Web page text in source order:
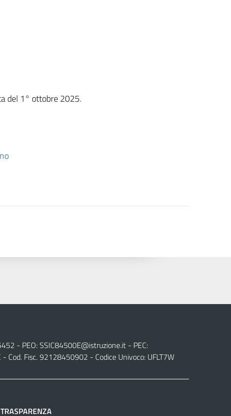
del 1° ottobre 2025.
- PEO:SSIC84500E@istruzione.it- PEC:
Cod. Fisc. 92128450902 - Codice Univoco: UFLT7W
TRASPARENZA